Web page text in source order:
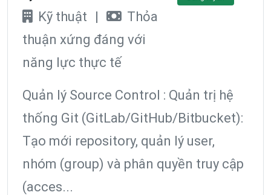
Kỹ thuật |
Thỏa
thuận xứng đáng với
năng lực thực tế
Quản lý Source Control : Quản trị hệ
thống Git (GitLab/GitHub/Bitbucket):
Tạo mới repository, quản lý user,
nhóm (group) và phân quyền truy cập
(acces...